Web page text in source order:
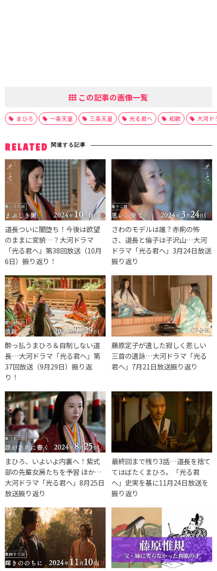
この記事の画像一覧
まひろ 一条天皇 三条天皇 光る君へ 和歌 大河ド
RELATED 関連する記事
道長ついに闇堕ち！今後は欲望
のままに変貌…？大河ドラマ
「光る君へ」第38回放送（10月
6日）振り返り！
さわのモデルは誰？赤痢の怖
さ、道長と倫子は子沢山…大河
ドラマ「光る君へ」3月24日放送
振り返り
酔っ払うまひろ＆自制しない道
長…大河ドラマ「光る君へ」第
37回放送（9月29日）振り返
り！
藤原定子が遺した寂しく悲しい
三首の遺詠…大河ドラマ「光る
君へ」7月21日放送振り返り
まひろ、いよいよ内裏へ！紫式
部の先輩女房たちを予習 ほか…
大河ドラマ「光る君へ」8月25日
放送振り返り
最終回まで残り3話…道長を捨て
てはばたくまひろ。「光る君
へ」史実を基に11月24日放送を
振り返り